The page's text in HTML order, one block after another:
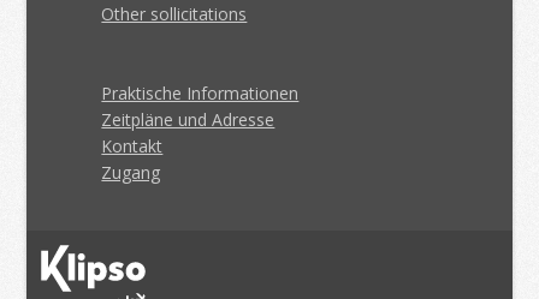
Other sollicitations
Praktische Informationen
Zeitpläne und Adresse
Kontakt
Zugang